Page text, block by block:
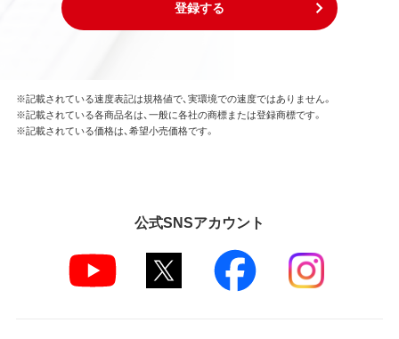
登録する
※記載されている速度表記は規格値で、実環境での速度ではありません。
※記載されている各商品名は、一般に各社の商標または登録商標です。
※記載されている価格は、希望小売価格です。
公式SNSアカウント